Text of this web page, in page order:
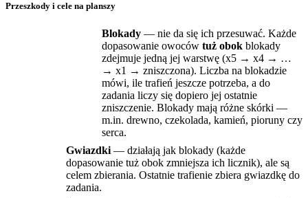
Przeszkody i cele na planszy
Blokady — nie da się ich przesuwać. Każde
dopasowanie owoców tuż obok blokady
zdejmuje jedną jej warstwę (x5 → x4 → …
→ x1 → zniszczona). Liczba na blokadzie
mówi, ile trafień jeszcze potrzeba, a do
zadania liczy się dopiero jej ostatnie
zniszczenie. Blokady mają różne skórki —
m.in. drewno, czekolada, kamień, pioruny czy
serca.
Gwiazdki — działają jak blokady (każde
dopasowanie tuż obok zmniejsza ich licznik), ale są
celem zbierania. Ostatnie trafienie zbiera gwiazdkę do
zadania.